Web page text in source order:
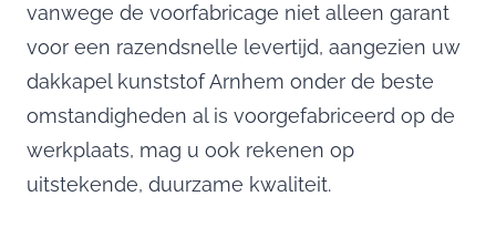
vanwege de voorfabricage niet alleen garant
voor een razendsnelle levertijd, aangezien uw
dakkapel kunststof Arnhem onder de beste
omstandigheden al is voorgefabriceerd op de
werkplaats, mag u ook rekenen op
uitstekende, duurzame kwaliteit.